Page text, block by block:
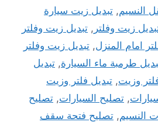
النسيم, تبديل زيت سيارة
زيت وفلتر , تبديل زيت وفلتر
امام المنزل, تبديل زيت وفلتر
طرمبة ماء السيارة, تبديل
وزيت, تبديل فلتر وزيت
, تصليح السيارات, تصليح
النسيم, تصليح فتحة سقف